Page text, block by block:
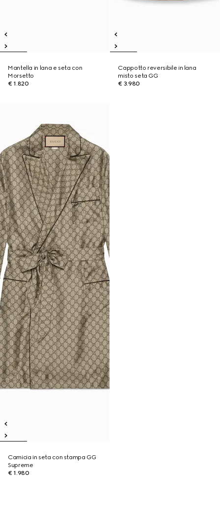
Mantella in lana e seta con
Morsetto
€ 1.820
Cappotto reversibile in lana
misto seta GG
€ 3.980
Camicia in seta con stampa GG
Supreme
€ 1.980